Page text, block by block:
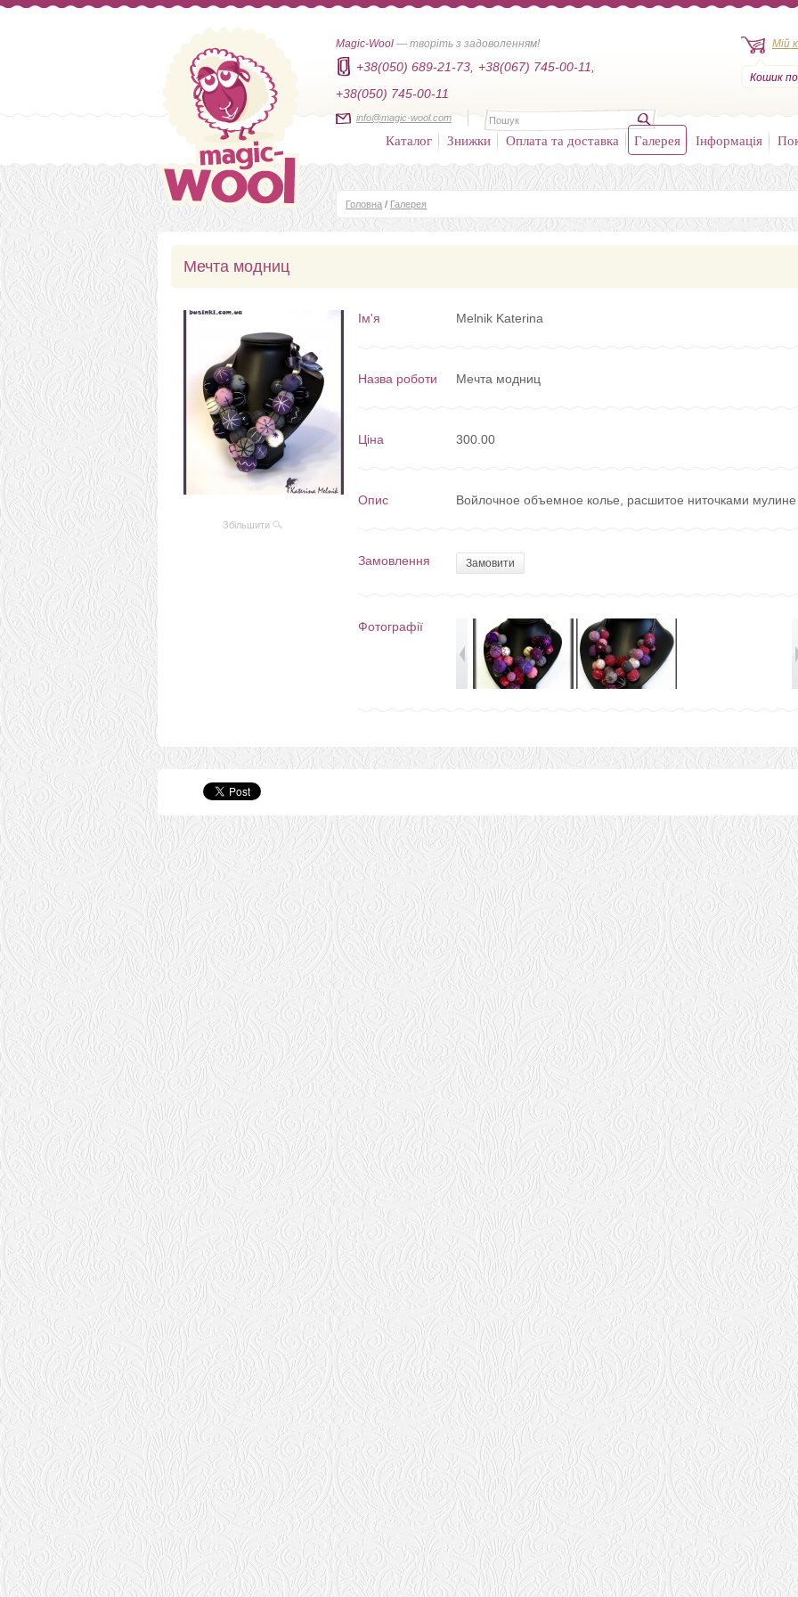
Magic-Wool — творіть з задоволенням!
+38(050) 689-21-73,
+38(067) 745-00-11,
+38(050) 745-00-11
info@magic-wool.com
Мій
Кошик
Каталог Знижки Оплата та доставка Галерея Інформація
Головна / Галерея
Мечта модниц
Збільшити
Ім'я Melnik Katerina
Назва роботи Мечта модниц
Ціна 300.00
Опис Войлочное объемное колье, расшитое ниточками мулине
Замовлення Замовити
Фотографії